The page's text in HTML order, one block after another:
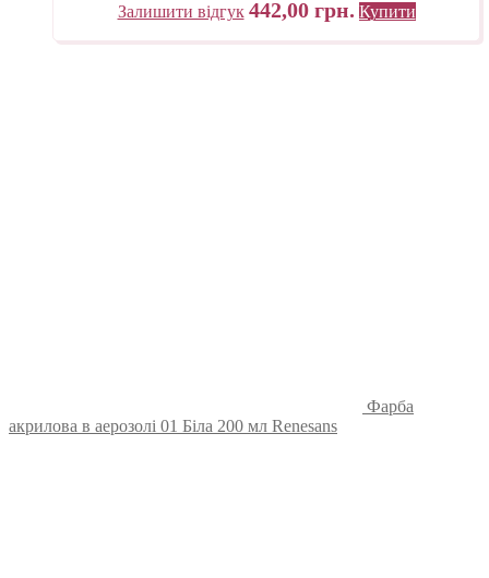
Залишити відгук 442,00 грн. Купити
Фарба
акрилова в аерозолі 01 Біла 200 мл Renesans